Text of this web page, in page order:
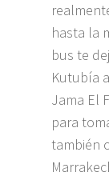
hasta la
bus te
Kutubía
Jama El
para
también